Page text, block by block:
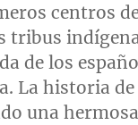
centros
tribus
de los
La historia de
una